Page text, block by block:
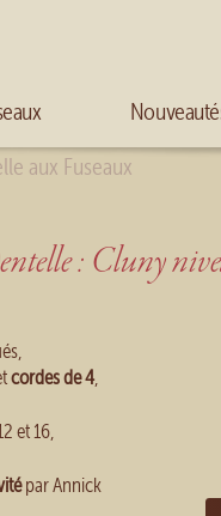
aux Fuseaux
: Cluny
cordes de 4,
et 16,
par Annick